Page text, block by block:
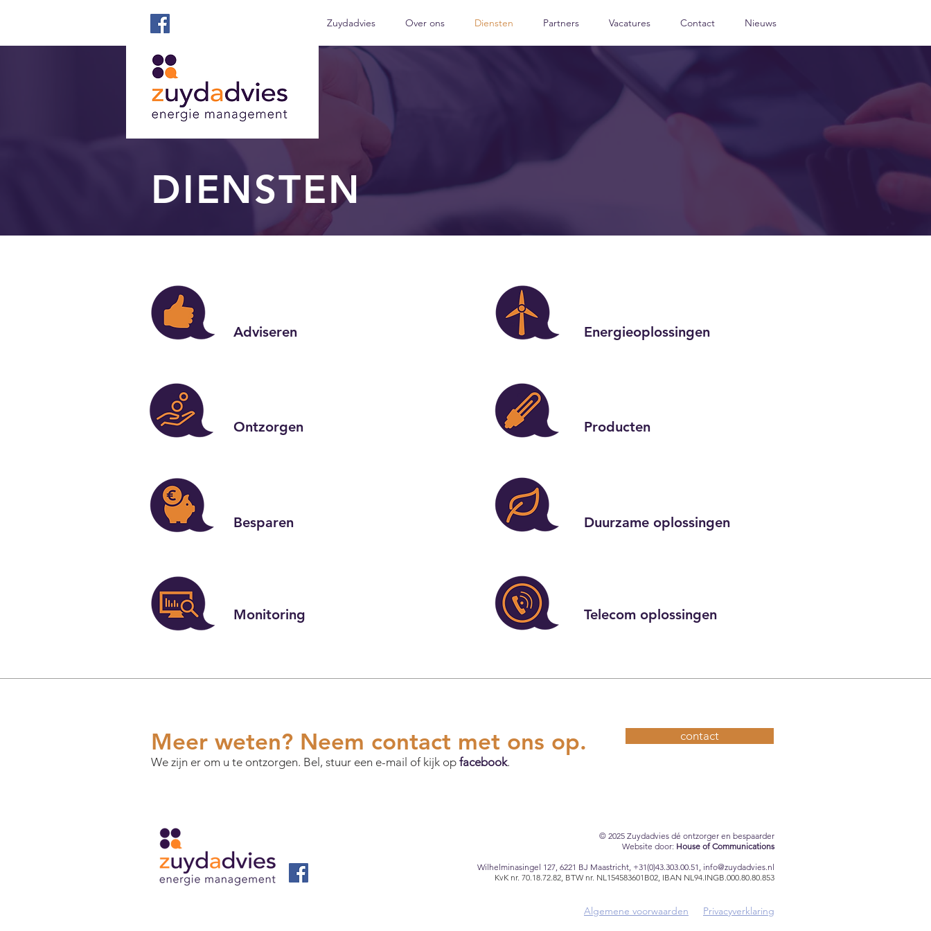
Zuydadvies Over ons Diensten Partners Vacatures Contact Nieuws
DIENSTEN
Adviseren Energieoplossingen
Ontzorgen Producten
Besparen Duurzame oplossingen
Monitoring Telecom oplossingen
Meer weten? Neem contact met ons op.
We zijn er om u te ontzorgen. Bel, stuur een e-mail of kijk op facebook.
contact
© 2025 Zuydadvies dé ontzorger en bespaarder
Website door: House of Communications
Wilhelminasingel 127, 6221 BJ Maastricht, +31(0)43.303.00.51, info@zuydadvies.nl
KvK nr. 70.18.72.82, BTW nr. NL154583601B02, IBAN NL94.INGB.000.80.80.853
Privacyverklaring
Algemene voorwaarden